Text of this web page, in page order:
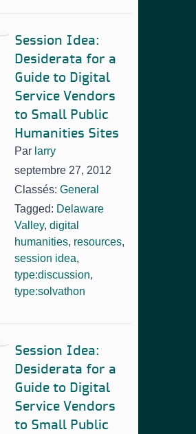
Session Idea:
Desiderata for a
Guide to Digital
Service Vendors
to Small Public
Humanities Sites
Par larry
septembre 27, 2012
Classés: General
Tagged: Delaware
Valley, digital
humanities, resources,
session idea,
type:discussion,
type:solvathon
Session Idea:
Desiderata for a
Guide to Digital
Service Vendors
to Small Public